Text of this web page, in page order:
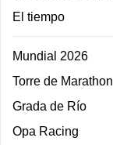
El tiempo
Mundial 2026
Torre de Marathon
Grada de Río
Opa Racing